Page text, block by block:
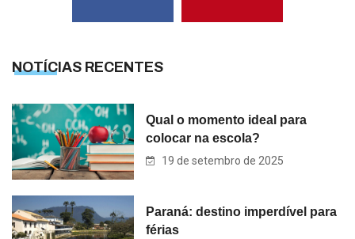
NOTÍCIAS RECENTES
Qual o momento ideal para
colocar na escola?
19 de setembro de 2025
Paraná: destino imperdível para
férias